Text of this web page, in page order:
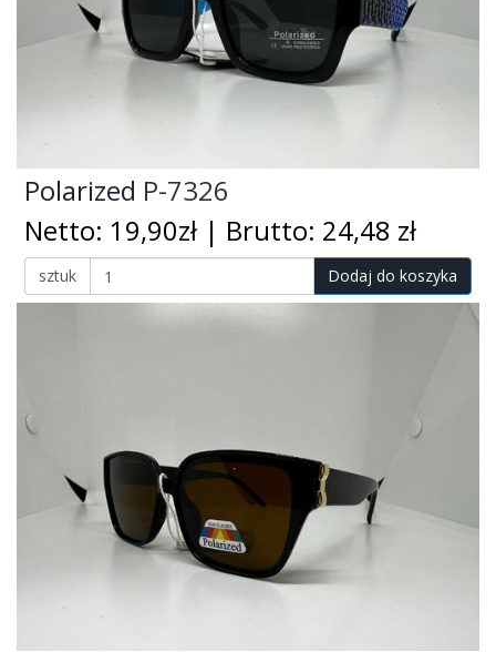
Polarized P-7326
Netto: 19,90zł | Brutto: 24,48 zł
sztuk Dodaj do koszyka